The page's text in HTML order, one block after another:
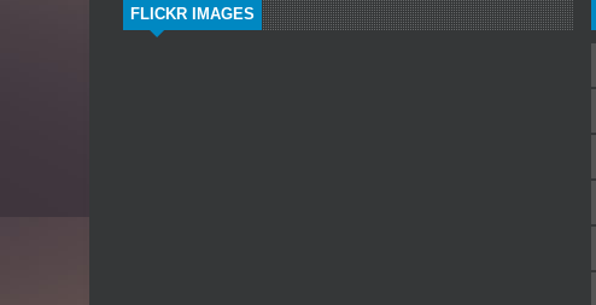
FLICKR IMAGES